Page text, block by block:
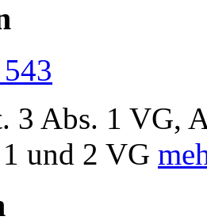
3 Abs. 1 VG,
und 2 VG